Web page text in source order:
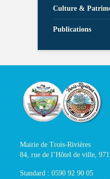
Culture &
Publications
Mairie de Trois-Rivières
84, rue de l’Hôtel de ville,
Standard : 0590 92 90 05